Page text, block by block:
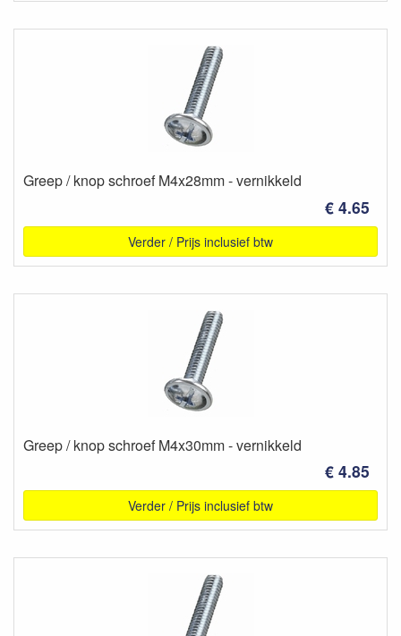
Greep / knop schroef M4x28mm - vernikkeld
€ 4.65
Verder / Prijs inclusief btw
Greep / knop schroef M4x30mm - vernikkeld
€ 4.85
Verder / Prijs inclusief btw